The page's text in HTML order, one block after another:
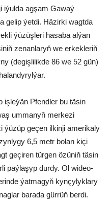
iýulda agşam Gawaý
gelip ýetdi. Häzirki wagtda
ýüzüşleri hasaba alýan
zenanlaryň we erkekleriň
(degişlilikde 86 we 52 gün)
işleýän Pfendler bu täsin
ummanyň merkezi
ýüzüp geçen ilkinji amerikaly
6,5 metr bolan kiçi
geçiren türgen özüniň täsin
paýlaşyp durdy. Ol wideo-
ýatmagyň kynçylyklary
barada gürrüň berdi.